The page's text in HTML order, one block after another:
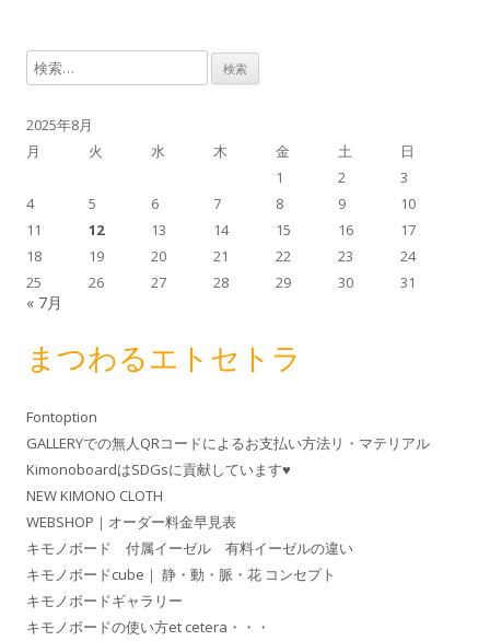
検
索
2025年8月
月
火 水 木 金 土
日
1
2
3
4
5 6 7 8 9
10
11
12 13 14 15 16
17
18
19 20 21 22 23
24
25
26 27 28 29 30 31
« 7月
まつわるエトセトラ
Fontoption
GALLERYでの無人QRコードによるお支払い方法リ・マテリアル
KimonoboardはSDGsに貢献しています♥
NEW KIMONO CLOTH
WEBSHOP｜オーダー料金早見表
キモノボード 付属イーゼル 有料イーゼルの違い
キモノボードcube｜ 静・動・脈・花 コンセプト
キモノボードギャラリー
キモノボードの使い方et cetera・・・